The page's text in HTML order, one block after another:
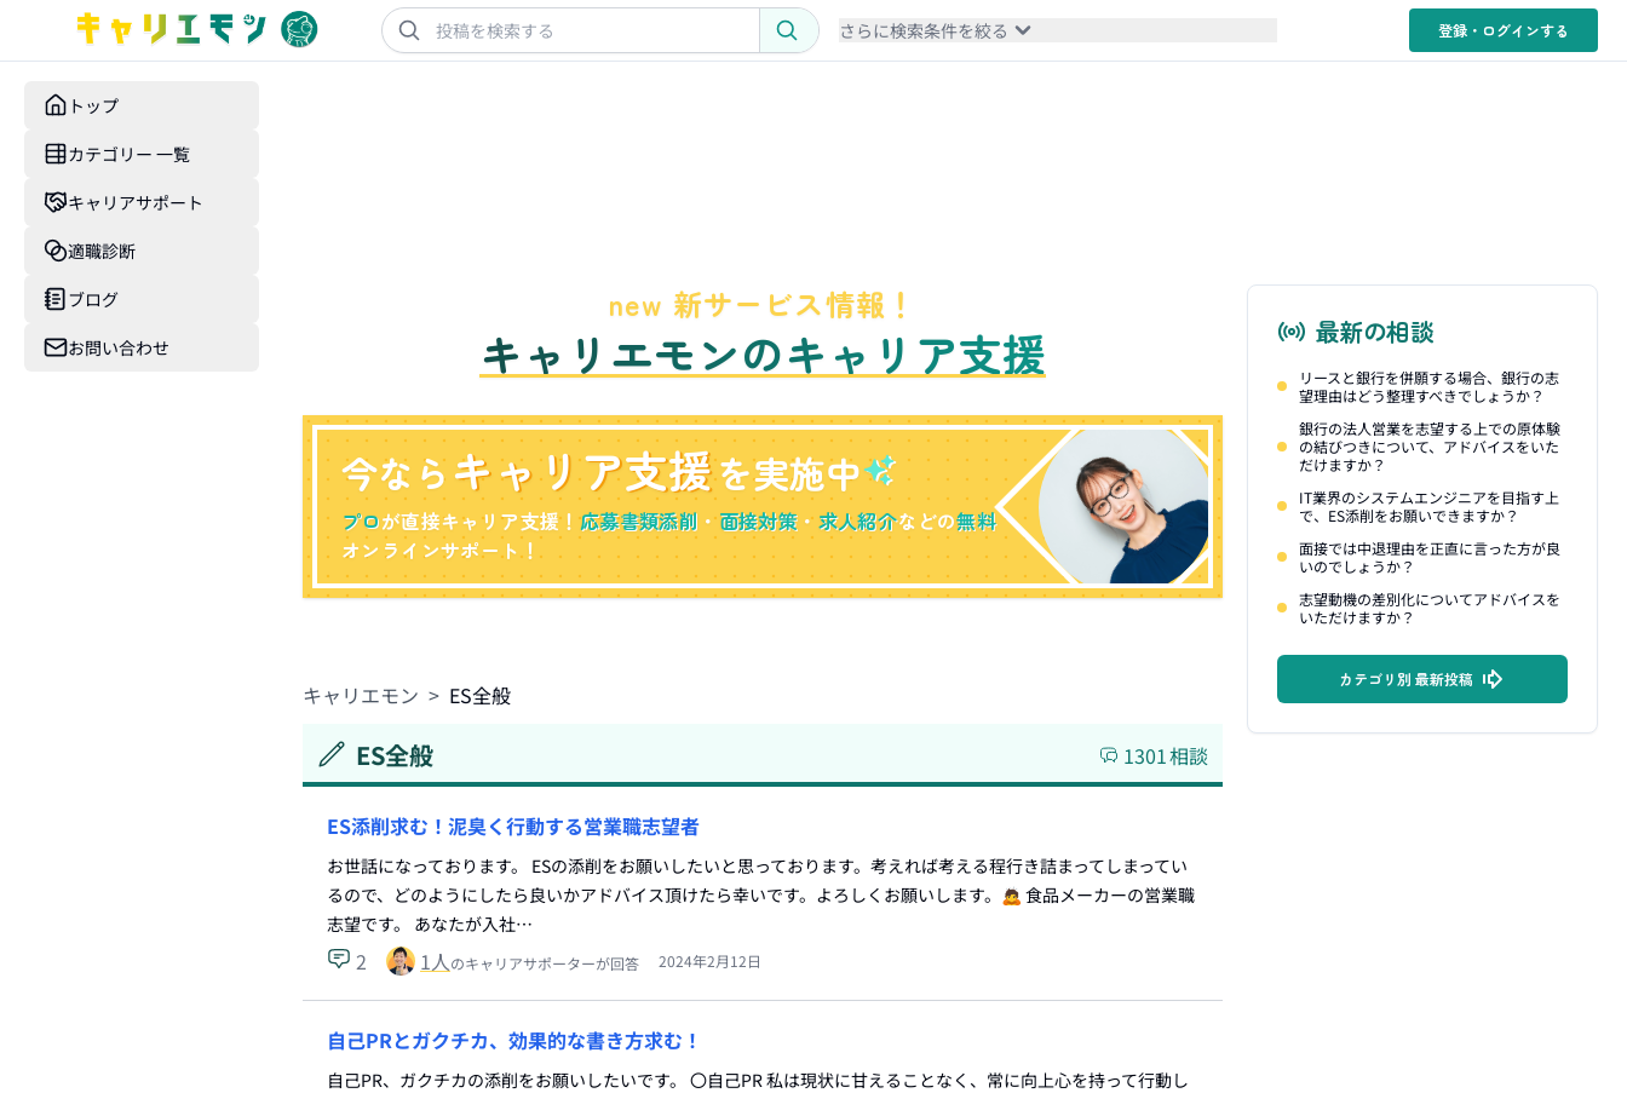
さらに検索条件を絞る 登録・ログインする
トップ
カテゴリー 一覧
キャリアサポート
適職診断
ブログ
お問い合わせ
new 新サービス情報！
キャリエモンのキャリア支援
今ならキャリア支援を実施中
プロが直接キャリア支援！応募書類添削 ・面接対策 ・求人紹介などの無料
オンラインサポート！
キャリエモン > ES全般
ES全般 1301相談
ES添削求む！泥臭く行動する営業職志望者
お世話になっております。 ESの添削をお願いしたいと思っております。考えれば考える程行き詰まってしまってい
るので、どのようにしたら良いかアドバイス頂けたら幸いです。よろしくお願いします。🙇 食品メーカーの営業職
志望です。 あなたが入社…
2 1人のキャリアサポーターが回答 2024年2月12日
自己PRとガクチカ、効果的な書き方求む！
自己PR、ガクチカの添削をお願いしたいです。 〇自己PR 私は現状に甘えることなく、常に向上心を持って行動し
最新の相談
リースと銀行を併願する場合、銀行の志
望理由はどう整理すべきでしょうか？
銀行の法人営業を志望する上での原体験
の結びつきについて、アドバイスをいた
だけますか？
IT業界のシステムエンジニアを目指す上
で、ES添削をお願いできますか？
面接では中退理由を正直に言った方が良
いのでしょうか？
志望動機の差別化についてアドバイスを
いただけますか？
カテゴリ別 最新投稿